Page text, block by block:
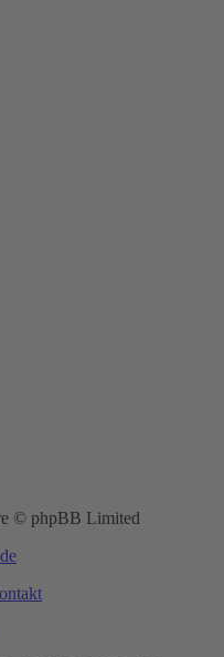
© phpBB Limited